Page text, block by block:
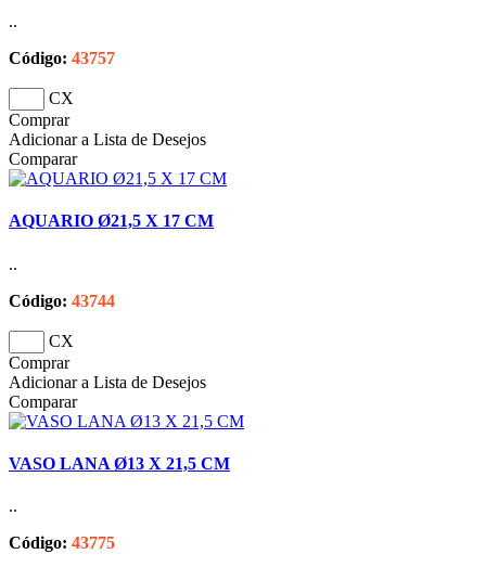
..
Código: 43757
CX
Comprar
Adicionar a Lista de Desejos
Comparar
AQUARIO Ø21,5 X 17 CM
..
Código: 43744
CX
Comprar
Adicionar a Lista de Desejos
Comparar
VASO LANA Ø13 X 21,5 CM
..
Código: 43775